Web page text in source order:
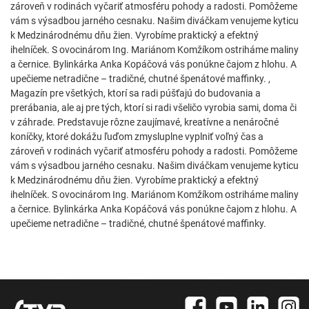
zároveň v rodinách vyčariť atmosféru pohody a radosti. Pomôžeme
vám s výsadbou jarného cesnaku. Našim diváčkam venujeme kyticu
k Medzinárodnému dňu žien. Vyrobíme praktický a efektný
ihelníček. S ovocinárom Ing. Mariánom Komžíkom ostriháme maliny
a černice. Bylinkárka Anka Kopáčová vás ponúkne čajom z hlohu. A
upečieme netradične – tradičné, chutné špenátové maffinky. ,
Magazín pre všetkých, ktorí sa radi púšťajú do budovania a
prerábania, ale aj pre tých, ktorí si radi všeličo vyrobia sami, doma či
v záhrade. Predstavuje rôzne zaujímavé, kreatívne a nenáročné
koníčky, ktoré dokážu ľuďom zmysluplne vyplniť voľný čas a
zároveň v rodinách vyčariť atmosféru pohody a radosti. Pomôžeme
vám s výsadbou jarného cesnaku. Našim diváčkam venujeme kyticu
k Medzinárodnému dňu žien. Vyrobíme praktický a efektný
ihelníček. S ovocinárom Ing. Mariánom Komžíkom ostriháme maliny
a černice. Bylinkárka Anka Kopáčová vás ponúkne čajom z hlohu. A
upečieme netradične – tradičné, chutné špenátové maffinky.